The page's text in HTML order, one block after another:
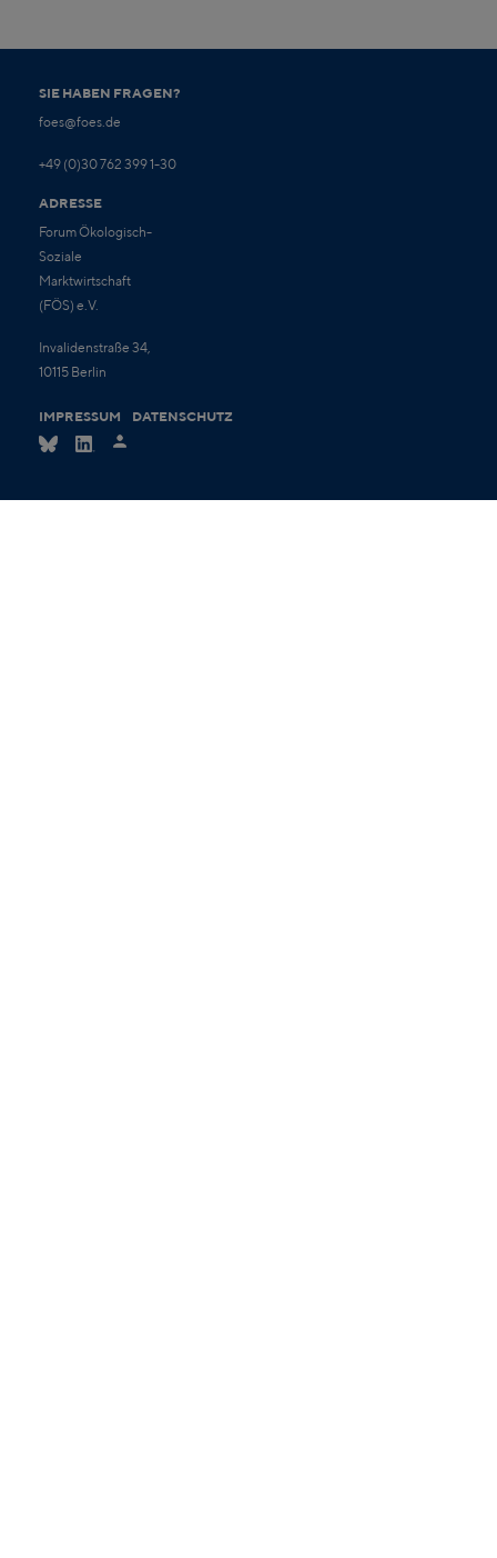
SIE HABEN FRAGEN?
foes@foes.de
+49 (0)30 762 399 1-30
ADRESSE
Forum Ökologisch-
Soziale
Marktwirtschaft
(FÖS) e.V.
Invalidenstraße 34,
10115 Berlin
IMPRESSUM DATENSCHUTZ